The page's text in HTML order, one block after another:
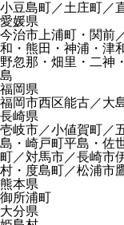
小豆島町／土庄町／
愛媛県
今治市上浦町・関前
和・熊田・神浦・津
野忽那・畑里・二神
島
福岡県
福岡市西区能古／大
長崎県
壱岐市／小値賀町／
島・崎戸町平島・佐
町／対馬市／長崎市
村・度島町／松浦市
熊本県
御所浦町
大分県